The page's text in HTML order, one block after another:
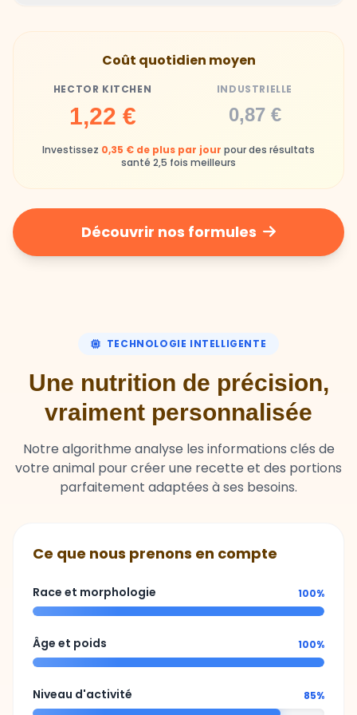
Industrielle
chimiques
Industrielle
Repas souvent boudés ou mangés sans plaisir
Coût quotidien moyen
HECTOR KITCHEN
1,22 €
INDUSTRIELLE
0,87 €
Investissez 0,35 € de plus par jour pour des résultats
santé 2,5 fois meilleurs
Découvrir nos formules
TECHNOLOGIE INTELLIGENTE
Une nutrition de précision,
vraiment personnalisée
Notre algorithme analyse les informations clés de
votre animal pour créer une recette et des portions
parfaitement adaptées à ses besoins.
Ce que nous prenons en compte
Race et morphologie 100%
Âge et poids 100%
Niveau d'activité 85%